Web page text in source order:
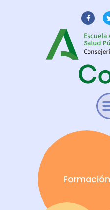
Formación